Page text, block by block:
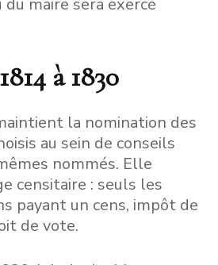
du maire sera exercé
à 1830
la nomination des
au sein de conseils
nommés. Elle
censitaire : seuls les
payant un cens, impôt de
de vote.